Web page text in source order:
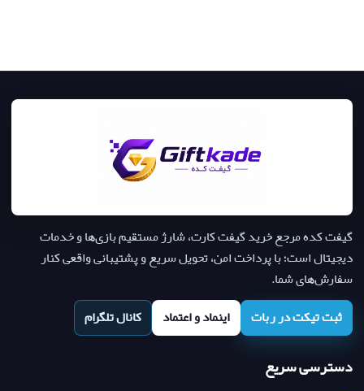
گیفت کده مرجع خرید گیفت کارت، شارژ مستقیم بازی‌ها و خدمات
دیجیتال است؛ با پرداخت امن، تحویل سریع و پشتیبانی واقعی کنار
سفارش‌های شما.
ثبت تیکت در ربات
اینماد و اعتماد کانال تلگرام
دسترسی سریع